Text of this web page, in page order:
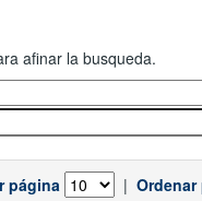
afinar la busqueda.
página | Ordenar